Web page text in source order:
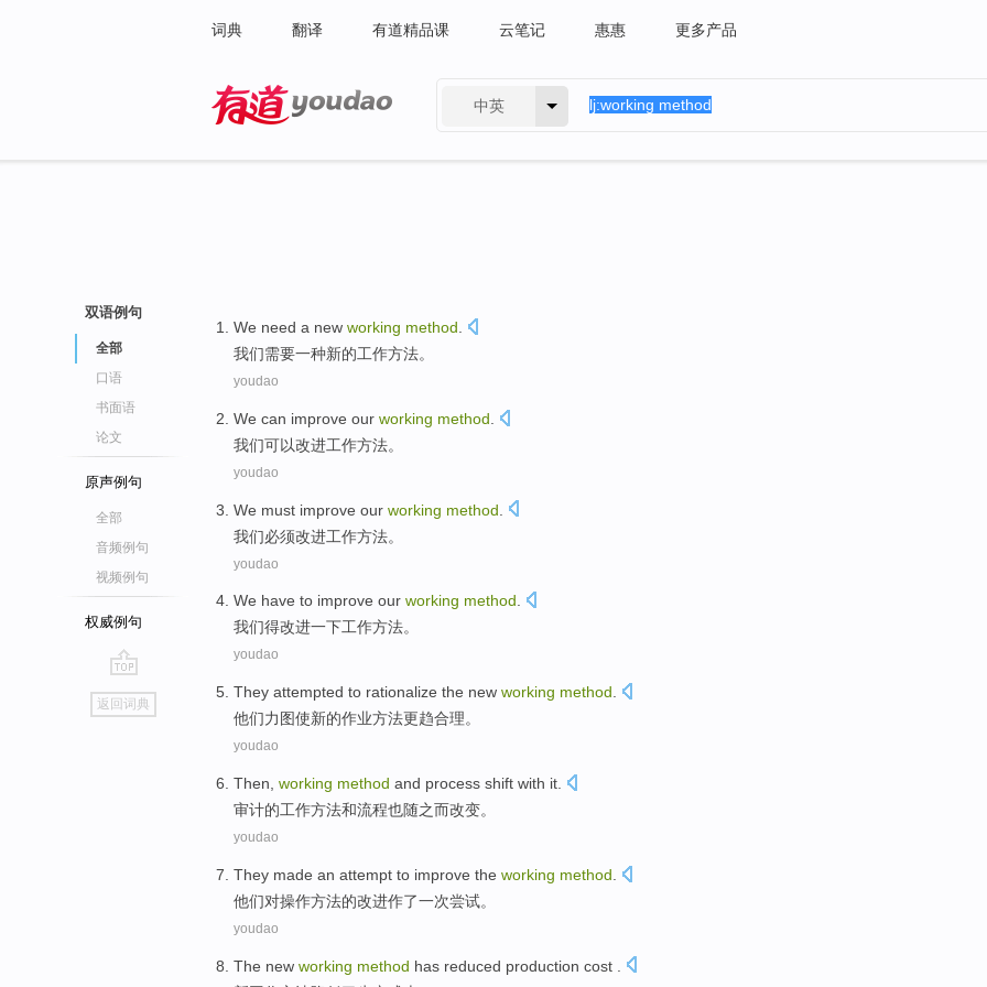
词典 翻译 有道精品课 云笔记 惠惠 更多产品
中英
双语例句
全部
口语
书面语
论文
原声例句
全部
音频例句
视频例句
权威例句
go
top
返回词典
We need a new working method
我们需要一种新的工作方法。
youdao
We can improve our working method
我们可以改进工作方法。
youdao
We must improve our working method
我们必须改进工作方法。
youdao
We have to improve our working method.
我们得改进一下工作方法。
youdao
They attempted to rationalize the new working method
他们力图使新的作业方法更趋合理。
youdao
Then working method and process shift with it.
审计的工作方法和流程也随之而改变。
youdao
They made an attempt to improve the working method
他们对操作方法的改进作了一次尝试。
youdao
The new working method has reduced production cost